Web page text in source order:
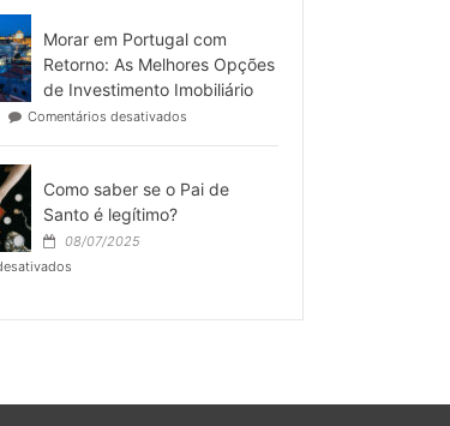
para
operar
gestão
de
imóveis
por
temporada?
Morar em Portugal com
Retorno: As Melhores Opções
de Investimento Imobiliário
Comentários desativados
com
Imobiliário
Como saber se o Pai de
Santo é legítimo?
08/07/2025
se